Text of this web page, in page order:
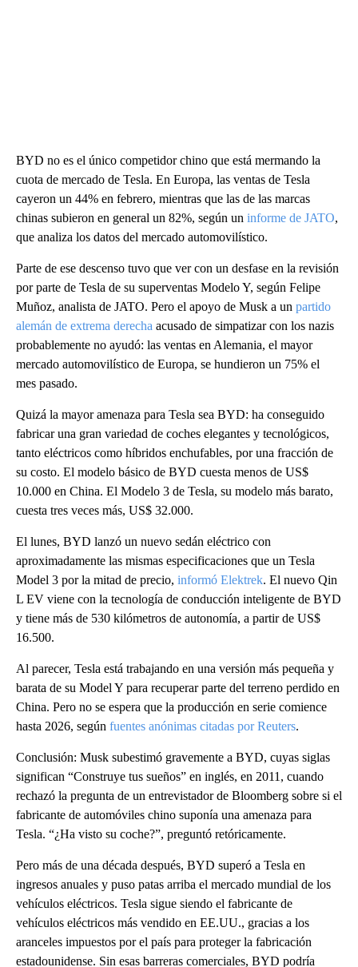
BYD no es el único competidor chino que está mermando la
cuota de mercado de Tesla. En Europa, las ventas de Tesla
cayeron un 44% en febrero, mientras que las de las marcas
chinas subieron en general un 82%, según un informe de JATO,
que analiza los datos del mercado automovilístico.
Parte de ese descenso tuvo que ver con un desfase en la revisión
por parte de Tesla de su superventas Modelo Y, según Felipe
Muñoz, analista de JATO. Pero el apoyo de Musk a un partido
alemán de extrema derecha acusado de simpatizar con los nazis
probablemente no ayudó: las ventas en Alemania, el mayor
mercado automovilístico de Europa, se hundieron un 75% el
mes pasado.
Quizá la mayor amenaza para Tesla sea BYD: ha conseguido
fabricar una gran variedad de coches elegantes y tecnológicos,
tanto eléctricos como híbridos enchufables, por una fracción de
su costo. El modelo básico de BYD cuesta menos de US$
10.000 en China. El Modelo 3 de Tesla, su modelo más barato,
cuesta tres veces más, US$ 32.000.
El lunes, BYD lanzó un nuevo sedán eléctrico con
aproximadamente las mismas especificaciones que un Tesla
Model 3 por la mitad de precio, informó Elektrek. El nuevo Qin
L EV viene con la tecnología de conducción inteligente de BYD
y tiene más de 530 kilómetros de autonomía, a partir de US$
16.500.
Al parecer, Tesla está trabajando en una versión más pequeña y
barata de su Model Y para recuperar parte del terreno perdido en
China. Pero no se espera que la producción en serie comience
hasta 2026, según fuentes anónimas citadas por Reuters.
Conclusión: Musk subestimó gravemente a BYD, cuyas siglas
significan “Construye tus sueños” en inglés, en 2011, cuando
rechazó la pregunta de un entrevistador de Bloomberg sobre si el
fabricante de automóviles chino suponía una amenaza para
Tesla. “¿Ha visto su coche?”, preguntó retóricamente.
Pero más de una década después, BYD superó a Tesla en
ingresos anuales y puso patas arriba el mercado mundial de los
vehículos eléctricos. Tesla sigue siendo el fabricante de
vehículos eléctricos más vendido en EE.UU., gracias a los
aranceles impuestos por el país para proteger la fabricación
estadounidense. Sin esas barreras comerciales, BYD podría